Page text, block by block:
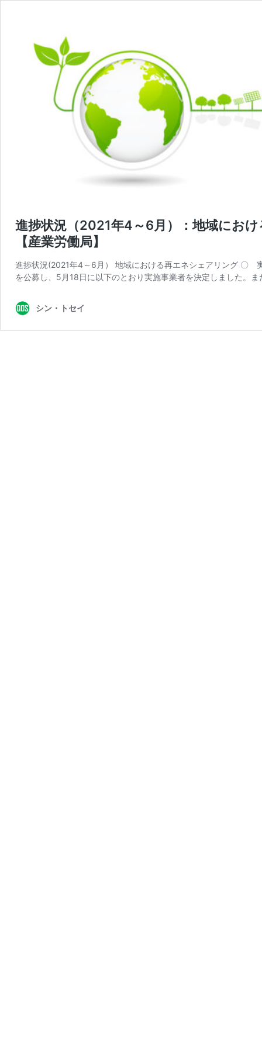
進捗状況（2021年4～6月）：地域にお
【産業労働局】
進捗状況(2021年4～6月） 地域における再エネシェアリング 〇
を公募し、5月18日に以下のとおり実施事業者を決定しました。
シン・トセイ